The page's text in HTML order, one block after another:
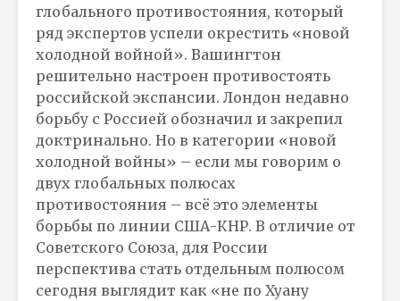
глобального противостояния, который
ряд экспертов успели окрестить «новой
холодной войной». Вашингтон
решительно настроен противостоять
российской экспансии. Лондон недавно
борьбу с Россией обозначил и закрепил
доктринально. Но в категории «новой
холодной войны» – если мы говорим о
двух глобальных полюсах
противостояния – всё это элементы
борьбы по линии США-КНР. В отличие от
Советского Союза, для России
перспектива стать отдельным полюсом
сегодня выглядит как «не по Хуану